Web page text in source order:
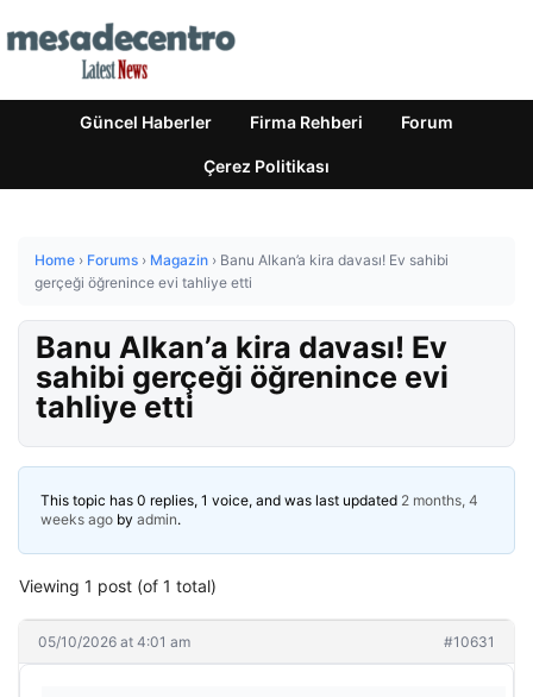
Güncel Haberler Firma Rehberi Forum
Çerez Politikası
Home › Forums › Magazin › Banu Alkan’a kira davası! Ev sahibi
gerçeği öğrenince evi tahliye etti
Banu Alkan’a kira davası! Ev
sahibi gerçeği öğrenince evi
tahliye etti
This topic has 0 replies, 1 voice, and was last updated 2 months, 4
weeks ago by admin.
Viewing 1 post (of 1 total)
05/10/2026 at 4:01 am #10631